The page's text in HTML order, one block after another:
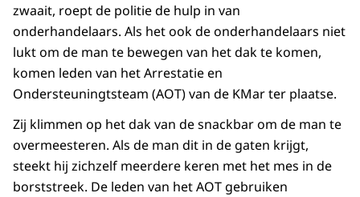
zwaait, roept de politie de hulp in van
onderhandelaars. Als het ook de onderhandelaars niet
lukt om de man te bewegen van het dak te komen,
komen leden van het Arrestatie en
Ondersteuningtsteam (AOT) van de KMar ter plaatse.
Zij klimmen op het dak van de snackbar om de man te
overmeesteren. Als de man dit in de gaten krijgt,
steekt hij zichzelf meerdere keren met het mes in de
borststreek. De leden van het AOT gebruiken